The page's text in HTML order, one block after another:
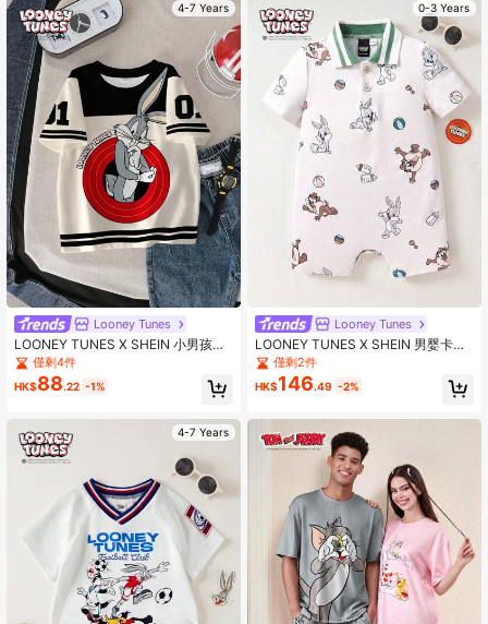
4-7 Years
Looney Tunes
LOONEY TUNES X SHEIN 小男孩卡
通图案拼色短袖T恤
僅剩4件
HK$88.22 -1%
4-7 Years
0-3 Years
Looney Tunes
LOONEY TUNES X SHEIN 男婴卡通
奶瓶和球印花高领休闲舒适短袖连体
衣
僅剩2件
HK$146.49 -2%